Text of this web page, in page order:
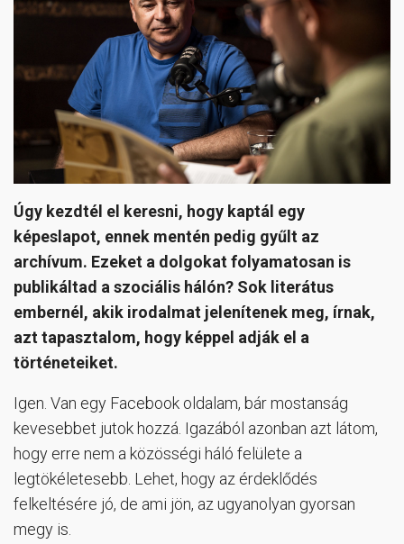
Úgy kezdtél el keresni, hogy kaptál egy
képeslapot, ennek mentén pedig gyűlt az
archívum. Ezeket a dolgokat folyamatosan is
publikáltad a szociális hálón? Sok literátus
embernél, akik irodalmat jelenítenek meg, írnak,
azt tapasztalom, hogy képpel adják el a
történeteiket.
Igen. Van egy Facebook oldalam, bár mostanság
kevesebbet jutok hozzá. Igazából azonban azt látom,
hogy erre nem a közösségi háló felülete a
legtökéletesebb. Lehet, hogy az érdeklődés
felkeltésére jó, de ami jön, az ugyanolyan gyorsan
megy is.